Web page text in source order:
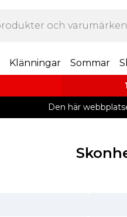
Klänningar Sommar
Den här